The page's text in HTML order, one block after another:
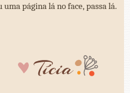
página lá no face, passa lá.